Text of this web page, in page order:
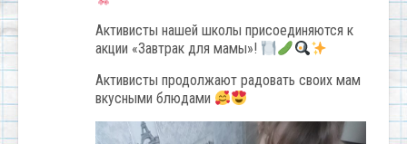
Активисты нашей школы присоединяются к
акции «Завтрак для мамы»!
Активисты продолжают радовать своих мам
вкусными блюдами